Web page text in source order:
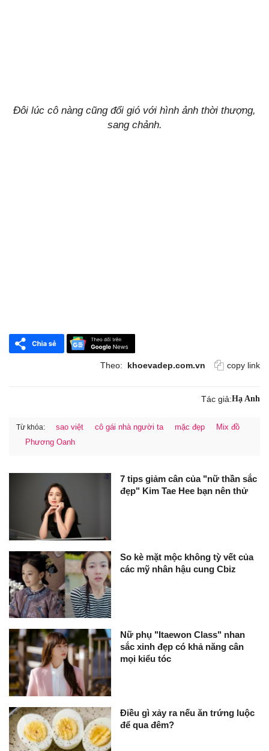
Đôi lúc cô nàng cũng đổi gió với hình ảnh thời thượng,
sang chảnh.
Theo: khoevadep.com.vn copy link
Tác giả:Hạ Anh
Từ khóa: sao việt cô gái nhà người ta mặc đẹp
Mix đồ
Phương Oanh
7 tips giảm cân của "nữ thần sắc
đẹp" Kim Tae Hee bạn nên thử
So kè mặt mộc không tỳ vết của
các mỹ nhân hậu cung Cbiz
Nữ phụ "Itaewon Class" nhan
sắc xinh đẹp có khả năng cân
mọi kiểu tóc
Điều gì xảy ra nếu ăn trứng luộc
để qua đêm?